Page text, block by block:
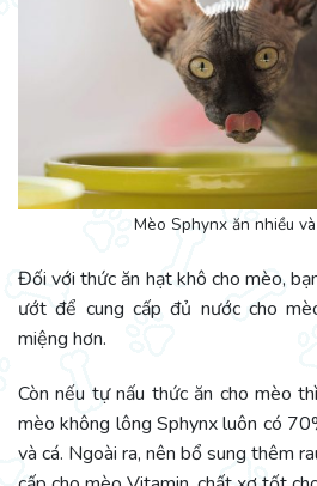
Mèo Sphynx ăn nhiều
Đối với thức ăn hạt khô cho mèo,
ướt để cung cấp đủ nước cho
miệng hơn.
Còn nếu tự nấu thức ăn cho mèo
mèo không lông Sphynx luôn có
và cá. Ngoài ra, nên bổ sung thêm